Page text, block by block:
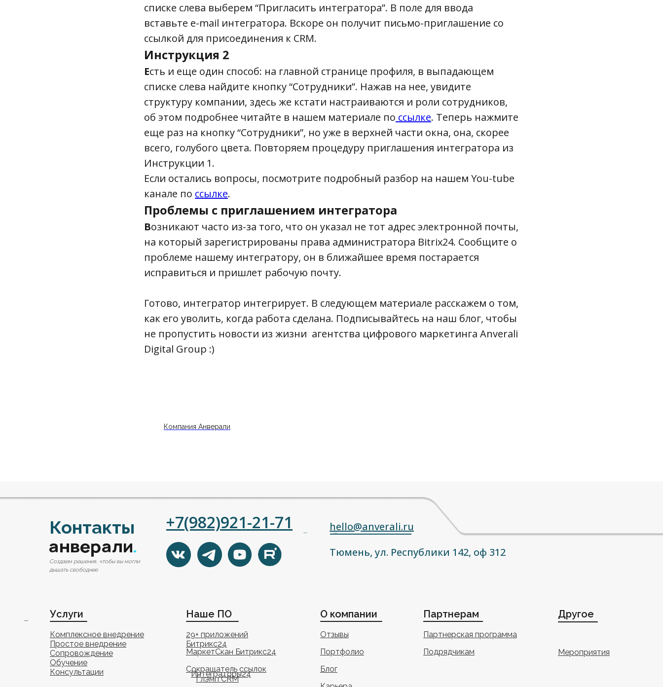
списке слева выберем “Пригласить интегратора”. В поле для ввода
вставьте e-mail интегратора. Вскоре он получит письмо-приглашение со
ссылкой для присоединения к CRM.
Инструкция 2
Есть и еще один способ: на главной странице профиля, в выпадающем
списке слева найдите кнопку “Сотрудники”. Нажав на нее, увидите
структуру компании, здесь же кстати настраиваются и роли сотрудников,
об этом подробнее читайте в нашем материале по ссылке. Теперь нажмите
еще раз на кнопку “Сотрудники”, но уже в верхней части окна, она, скорее
всего, голубого цвета. Повторяем процедуру приглашения интегратора из
Инструкции 1.
Если остались вопросы, посмотрите подробный разбор на нашем You-tube
канале по ссылке.
Проблемы с приглашением интегратора
Возникают часто из-за того, что он указал не тот адрес электронной почты,
на который зарегистрированы права администратора Bitrix24. Сообщите о
проблеме нашему интегратору, он в ближайшее время постарается
исправиться и пришлет рабочую почту.
Готово, интегратор интегрирует. В следующем материале расскажем о том,
как его уволить, когда работа сделана. Подписывайтесь на наш блог, чтобы
не пропустить новости из жизни агентства цифрового маркетинга Anverali
Digital Group :)
Компания Анверали
Контакты +7(982)921-21-71 hello@anverali.ru
Мероприятия
Другое
Подрядчикам
Партнерская программа
Партнерам
Блог
Портфолио
О компании
Отзывы
Сокращатель ссылок
Интеграторы24
Глэмп CRM
МаркетСкан Битрикс24
29+ приложений
Битрикс24
Наше ПО
Комплексное внедрение
Простое внедрение
Сопровождение
Обучение
Консультации
Услуги
Тюмень, ул. Республики 142, оф 312
Создаем решения, чтобы вы могли
дышать свободнее